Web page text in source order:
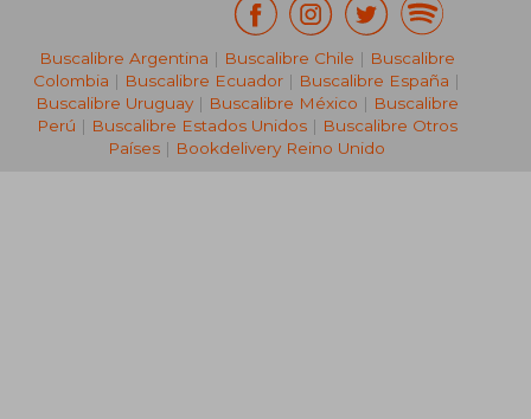
Buscalibre Argentina | Buscalibre Chile | Buscalibre
Colombia | Buscalibre Ecuador | Buscalibre España |
Buscalibre Uruguay| Buscalibre México | Buscalibre
Perú | Buscalibre Estados Unidos| Buscalibre Otros
Países | Bookdelivery Reino Unido